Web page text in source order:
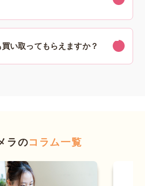
い取ってもらえますか？
ラのコラム一覧